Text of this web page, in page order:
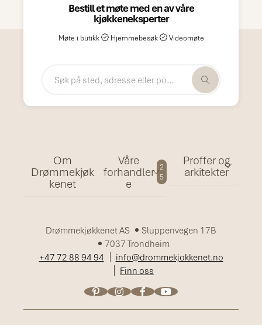
Bestill et møte med en av våre
kjøkkeneksperter
Møte i butikk Hjemmebesøk Videomøte
Om
Drømmekjøk
kenet
Våre
forhandler
e
2
5
Proffer og
arkitekter
Drømmekjøkkenet AS
Sluppenvegen 17B
7037 Trondheim
+47 72 88 94 94
info@drommekjokkenet.no
Finn oss